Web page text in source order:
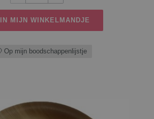
IN MIJN WINKELMANDJE
Op mijn boodschappenlijstje